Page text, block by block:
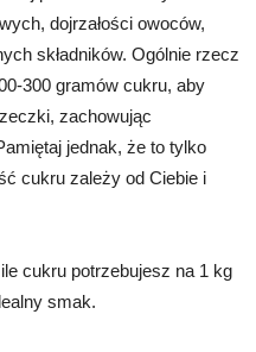
dojrzałości owoców,
składników. Ogólnie rzecz
300 gramów cukru, aby
zachowując
jednak, że to tylko
cukru zależy od Ciebie i
cukru potrzebujesz na 1 kg
smak.